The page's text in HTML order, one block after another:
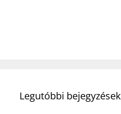
Legutóbbi bejegyzések